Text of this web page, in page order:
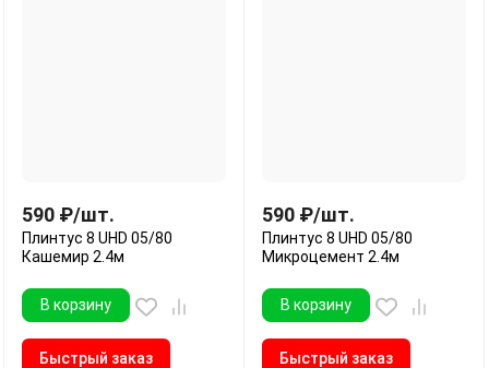
590 ₽/шт.
Плинтус 8 UHD 05/80
Кашемир 2.4м
В корзину
Быстрый заказ
590 ₽/шт.
Плинтус 8 UHD 05/80
Микроцемент 2.4м
В корзину
Быстрый заказ